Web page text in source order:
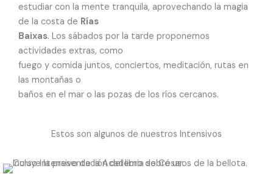
estudiar con la mente tranquila, aprovechando la magia
de la costa de Rías
Baixas. Los sábados por la tarde proponemos
actividades extras, como
fuego y comida juntos, conciertos, meditación, rutas en
las montañas o
baños en el mar o las pozas de los ríos cercanos.
Estos son algunos de nuestros Intensivos